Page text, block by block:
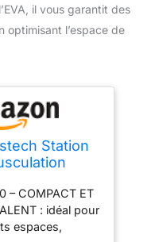
il vous garantit des
optimisant l’espace de
Station
– COMPACT ET
: idéal pour
espaces,